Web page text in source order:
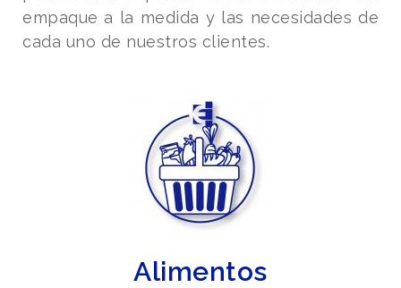
empaque a la medida y las necesidades de
cada uno de nuestros clientes.
Alimentos